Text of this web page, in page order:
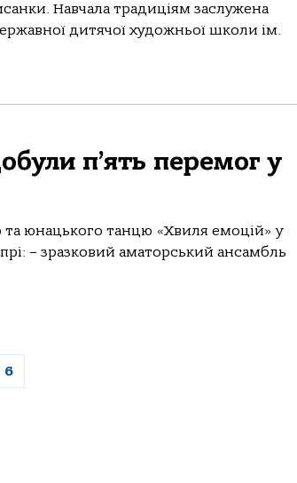
Навчала традиціям заслужена
дитячої художньої школи ім.
п’ять перемог у
юнацького танцю «Хвиля емоцій» у
– зразковий аматорський ансамбль
6